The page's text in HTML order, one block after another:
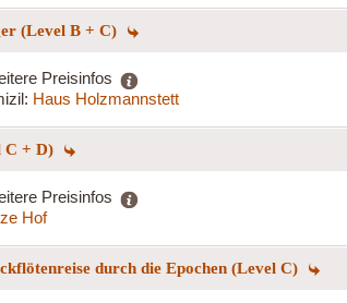
(Level B + C)
Preisinfos
Haus Holzmannstett
C + D)
Preisinfos
Hof
durch die Epochen (Level C)